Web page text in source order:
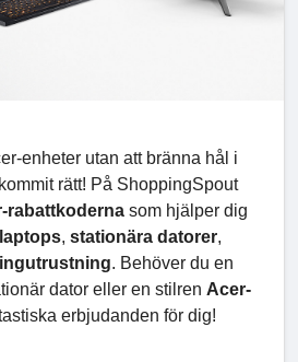
enheter utan att bränna hål i
rätt! På ShoppingSpout
rabattkoderna som hjälper dig
laptops, stationära datorer,
. Behöver du en
dator eller en stilren Acer-
erbjudanden för dig!